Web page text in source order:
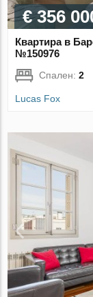
€ 356
Квартира в
№150976
Спален:2
Lucas Fox